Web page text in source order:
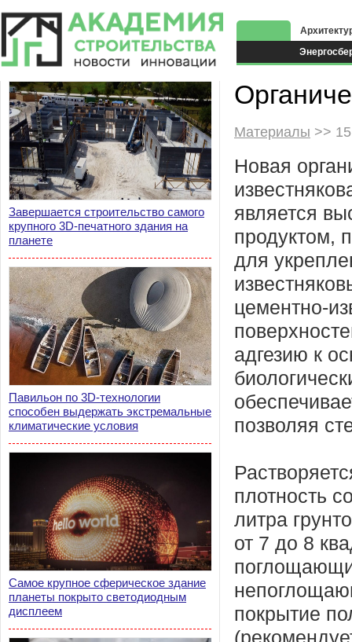
Завершается строительство самого
крупного 3D-печатного здания на
планете
Павильон по 3D-технологии
способен выдержать экстремальные
климатические условия
Самое крупное сферическое здание
планеты покрыто светодиодным
дисплеем
Материалы >>
Новая
является
продуктом,
для
цементно-
адгезию к
позволяя
плотность
литра
от 7 до 8
покрытие